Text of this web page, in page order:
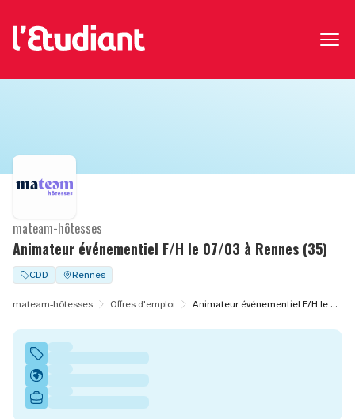
Animateur événementiel F/H le 07/03 à Rennes (35)
mateam-hôtesses
CDD Rennes
mateam-hôtesses Offres d'emploi Animateur événementiel F/H le 07/03 à Rennes (35)